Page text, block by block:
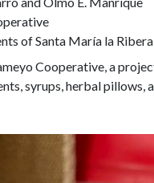
of Santa María la Ribera
Cooperative, a
syrups, herbal pillows,